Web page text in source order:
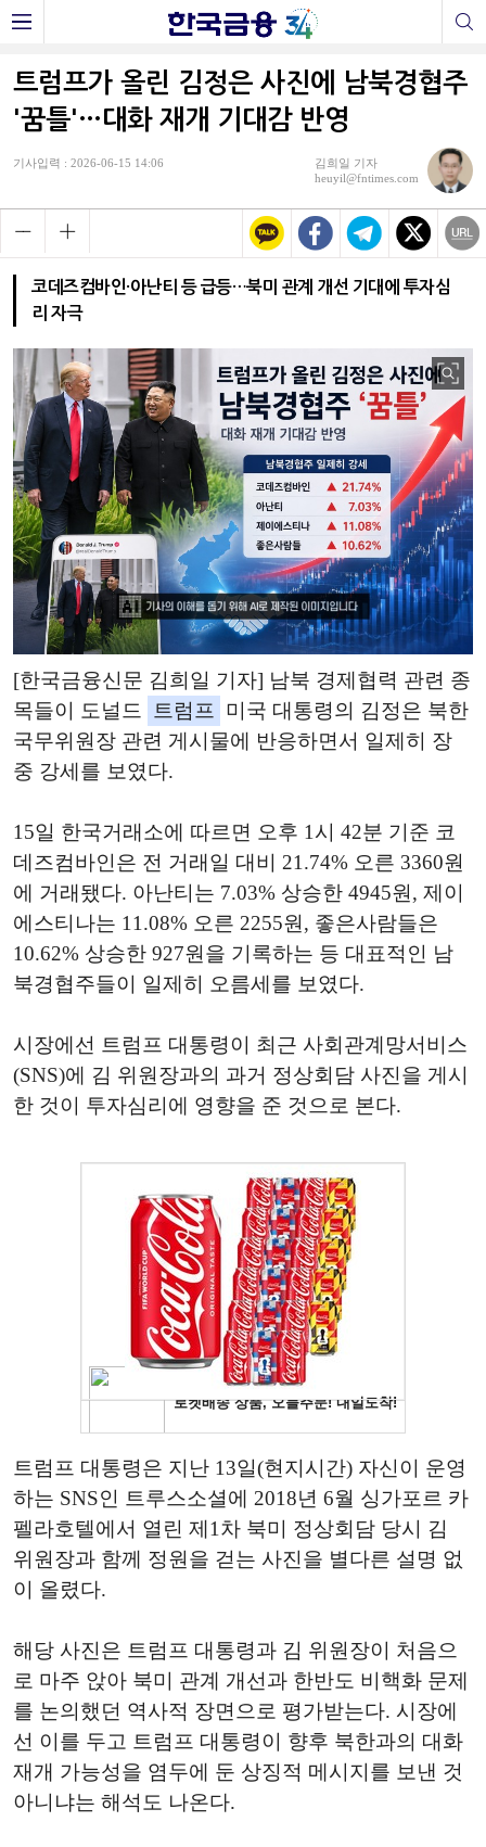
트럼프가 올린 김정은 사진에 남북경협주
'꿈틀'…대화 재개 기대감 반영
기사입력 : 2026-06-15 14:06
김희일 기자
heuyil@fntimes.com
코데즈컴바인·아난티 등 급등…북미 관계 개선 기대에 투자심
리 자극
[한국금융신문 김희일 기자] 남북 경제협력 관련 종
목들이 도널드 트럼프 미국 대통령의 김정은 북한
국무위원장 관련 게시물에 반응하면서 일제히 장
중 강세를 보였다.
15일 한국거래소에 따르면 오후 1시 42분 기준 코
데즈컴바인은 전 거래일 대비 21.74% 오른 3360원
에 거래됐다. 아난티는 7.03% 상승한 4945원, 제이
에스티나는 11.08% 오른 2255원, 좋은사람들은
10.62% 상승한 927원을 기록하는 등 대표적인 남
북경협주들이 일제히 오름세를 보였다.
시장에선 트럼프 대통령이 최근 사회관계망서비스
(SNS)에 김 위원장과의 과거 정상회담 사진을 게시
한 것이 투자심리에 영향을 준 것으로 본다.
트럼프 대통령은 지난 13일(현지시간) 자신이 운영
하는 SNS인 트루스소셜에 2018년 6월 싱가포르 카
펠라호텔에서 열린 제1차 북미 정상회담 당시 김
위원장과 함께 정원을 걷는 사진을 별다른 설명 없
이 올렸다.
해당 사진은 트럼프 대통령과 김 위원장이 처음으
로 마주 앉아 북미 관계 개선과 한반도 비핵화 문제
를 논의했던 역사적 장면으로 평가받는다. 시장에
선 이를 두고 트럼프 대통령이 향후 북한과의 대화
재개 가능성을 염두에 둔 상징적 메시지를 보낸 것
아니냐는 해석도 나온다.